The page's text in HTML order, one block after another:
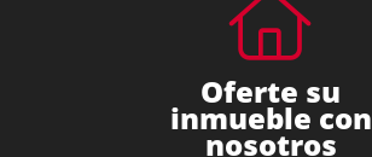
Oferte su
inmueble con
nosotros